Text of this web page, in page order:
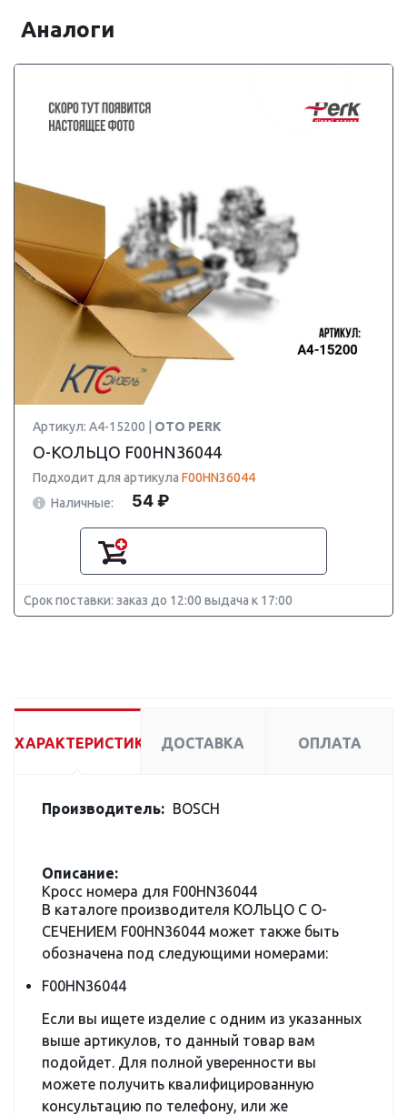
Аналоги
Артикул: A4-15200 | OTO PERK
О-КОЛЬЦО F00HN36044
Подходит для артикула F00HN36044
Наличные:
54 ₽
Срок поставки: заказ до 12:00 выдача к 17:00
ХАРАКТЕРИСТИКИ ДОСТАВКА ОПЛАТА
Производитель: BOSCH
Описание:
Кросс номера для F00HN36044
В каталоге производителя КОЛЬЦО С О-
СЕЧЕНИЕМ F00HN36044 может также быть
обозначена под следующими номерами:
F00HN36044
Если вы ищете изделие с одним из указанных
выше артикулов, то данный товар вам
подойдет. Для полной уверенности вы
можете получить квалифицированную
консультацию по телефону, или же